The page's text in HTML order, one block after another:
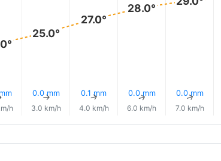
h
25.0°
0.0 mm
↑
3.0 km/h
27.0°
0.1 mm
↑
4.0 km/h
28.0°
0.0 mm
↑
6.0 km/h
0.0 mm
↑
7.0 km/h